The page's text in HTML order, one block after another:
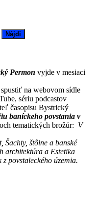
Permon vyjde v mesiaci
na webovom sídle
sériu podcastov
časopisu Bystrický
baníckeho povstania v
tematických brožúr: V
Šachty, štôlne a banské
architektúra a Estetika
povstaleckého územia.